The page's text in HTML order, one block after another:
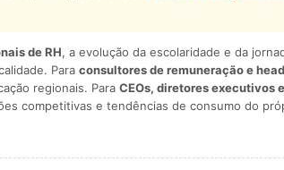
de RH, a evolução da escolaridade e da
Para consultores de remuneração e
regionais. Para CEOs, diretores executivos
competitivas e tendências de consumo do